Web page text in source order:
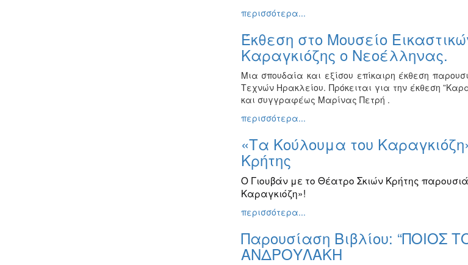
περισσότερα...
Έκθεση στο Μουσείο
Καραγκιόζης ο Νεοέλληνας.
Μια σπουδαία και εξίσου επίκαιρη έκθεση
Τεχνών Ηρακλείου. Πρόκειται για την έκθεση
και συγγραφέως Μαρίνας Πετρή .
περισσότερα...
«Τα Κούλουμα του
Κρήτης
Ο Γιουβάν με το Θέατρο Σκιών Κρήτης
Καραγκιόζη»!
περισσότερα...
Παρουσίαση Βιβλίου: “ΠΟΙΟΣ
ΑΝΔΡΟΥΛΑΚΗ